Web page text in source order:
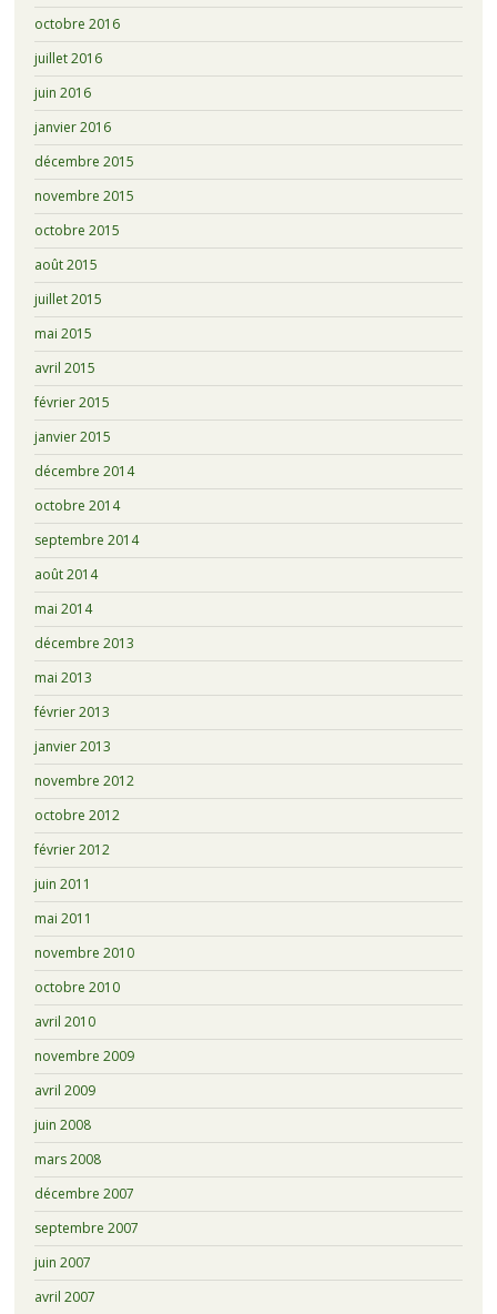
octobre 2016
juillet 2016
juin 2016
janvier 2016
décembre 2015
novembre 2015
octobre 2015
août 2015
juillet 2015
mai 2015
avril 2015
février 2015
janvier 2015
décembre 2014
octobre 2014
septembre 2014
août 2014
mai 2014
décembre 2013
mai 2013
février 2013
janvier 2013
novembre 2012
octobre 2012
février 2012
juin 2011
mai 2011
novembre 2010
octobre 2010
avril 2010
novembre 2009
avril 2009
juin 2008
mars 2008
décembre 2007
septembre 2007
juin 2007
avril 2007